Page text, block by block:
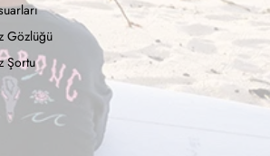
Gözlüğü
Şortu